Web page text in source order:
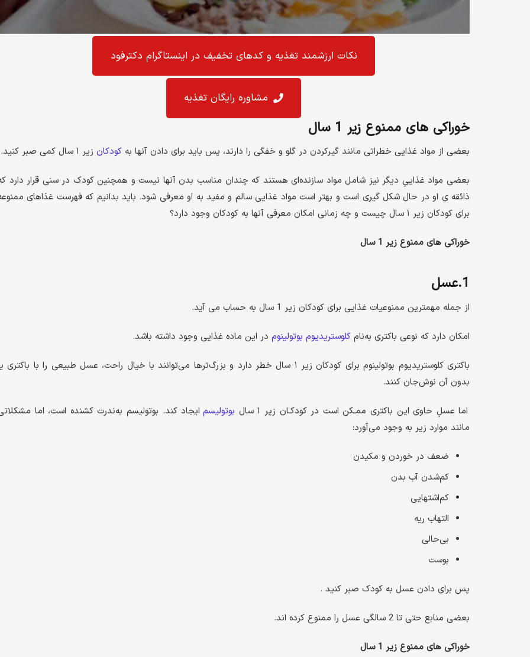
نکات ارزشمند تغذیه و کد‌های تخفیف در اینستاگرام دکترفود
مشاوره رایگان تغذیه
خوراکی های ممنوع زیر 1 سال
بعضی از مواد غذایی خطراتی مانند گیرکردن در گلو و خفگی را دارند، پس باید برای دادن آنها به کودکان زیر ۱ سال کمی صبر کنید.
بعضی مواد غذاییِ دیگر نیز شامل مواد سازنده‌ای‌ هستند که چندان مناسب بدن آنها نیست و همچنین کودک در سنی قرار دارد
ذائقه ی او در حال شکل گیری است و بهتر است مواد غذایی سالم و مفید به او معرفی شود. باید بدانیم که فهرست غذاهای
برای کودکان زیر ۱ سال چیست و چه زمانی امکان معرفی آنها به کودکان وجود دارد؟
خوراکی های ممنوع زیر 1 سال
1.عسل
از جمله مهمترین ممنوعیات غذایی برای کودکان زیر 1 سال به حساب می آید.
امکان دارد که نوعی باکتری به‌نام کلوستریدیوم بوتولینوم در این ماده غذایی وجود داشته باشد.
باکتری کلوستریدیوم بوتولینوم برای کودکان زیر ۱ سال خطر دارد و بزرگ‌ترها می‌توانند با خیال راحت، عسل طبیعی را با باکتری
بدون آن نوش‌جان کنند.
اما عسلِ حاوی این باکتری ممـکن است در کودکـان زیر ۱ سال بوتولیسمایجاد کند. بوتولیسم به‌ندرت کشنده است، اما
مانند موارد زیر به وجود می‌آورد:
ضعف در خوردن و مکیدن
کم‌شدن آب بدن
کم‌اشتهایی
التهاب ریه
بی‌حالی
بوست
پس برای دادن عسل به کودک صبر کنید .
بعضی منابع حتی تا 2 سالگی عسل را ممنوع کرده اند.
خوراکی های ممنوع زیر 1 سال